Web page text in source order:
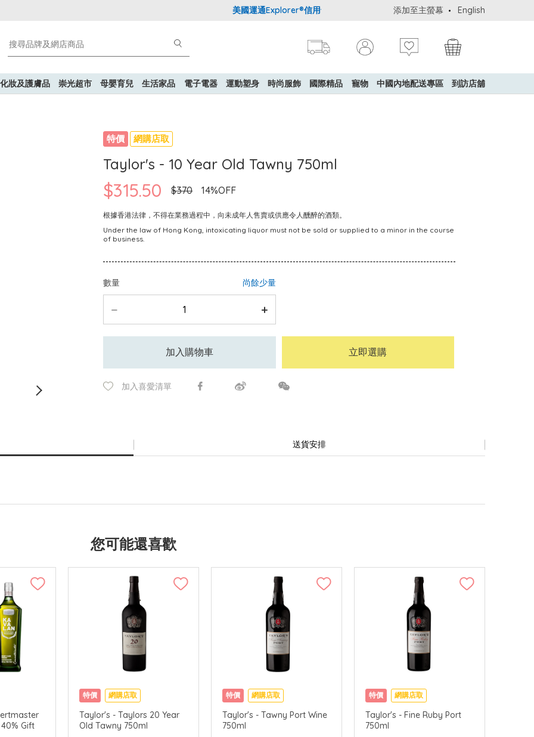
美國運通Explorer®信用卡會員購物禮遇：高達5%簽賬回贈！ 購買一般貨品(冷凍
添加至主螢幕 English
化妝及護膚品 崇光超市 母嬰育兒 生活家品 電子電器 運動塑身 時尚服飾 國際精品 寵物 中國內地配送專區 到訪店舖
特價 網購店取
Taylor's - 10 Year Old Tawny 750ml
$315.50 $370 14%OFF
根據香港法律，不得在業務過程中，向未成年人售賣或供應令人醺醉的酒類。
Under the law of Hong Kong, intoxicating liquor must not be sold or supplied to a minor in the course
of business.
數量 尚餘少量
加入購物車 立即選購
加入喜愛清單
送貨安排
您可能還喜歡
Gift
特價 網購店取
Taylor's - Taylors 20 Year
Old Tawny 750ml
特價 網購店取
Taylor's - Tawny Port Wine
750ml
特價 網購店取
Taylor's - Fine Ruby Port
750ml